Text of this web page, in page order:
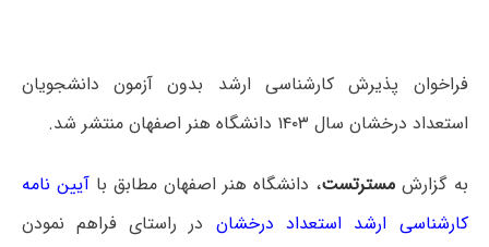
فراخوان پذیرش کارشناسی ارشد بدون آزمون دانشجویان
استعداد درخشان سال ۱۴۰۳ دانشگاه هنر اصفهان منتشر شد.
به گزارش مسترتست، دانشگاه هنر اصفهان مطابق باآیین نامه
کارشناسی ارشد استعداد درخشان در راستای فراهم نمودن